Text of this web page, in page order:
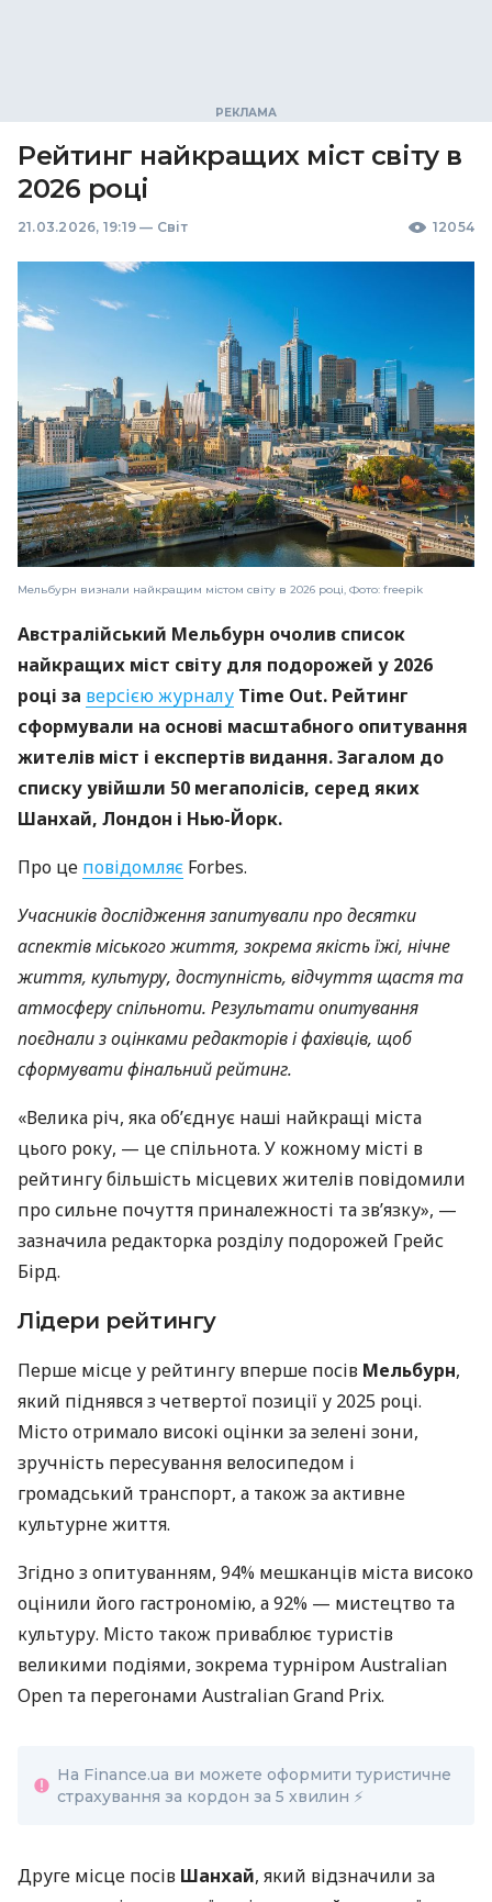
Рейтинг найкращих міст світу в
2026 році
21.03.2026, 19:19 — Світ 12054
Мельбурн визнали найкращим містом світу в 2026 році, Фото: freepik
Австралійський Мельбурн очолив список
найкращих міст світу для подорожей у 2026
році за версією журналу Time Out. Рейтинг
сформували на основі масштабного опитування
жителів міст і експертів видання. Загалом до
списку увійшли 50 мегаполісів, серед яких
Шанхай, Лондон і Нью-Йорк.
Про це повідомляє Forbes.
Учасників дослідження запитували про десятки
аспектів міського життя, зокрема якість їжі, нічне
життя, культуру, доступність, відчуття щастя та
атмосферу спільноти. Результати опитування
поєднали з оцінками редакторів і фахівців, щоб
сформувати фінальний рейтинг.
«Велика річ, яка об’єднує наші найкращі міста
цього року, — це спільнота. У кожному місті в
рейтингу більшість місцевих жителів повідомили
про сильне почуття приналежності та зв’язку», —
зазначила редакторка розділу подорожей Грейс
Бірд.
Лідери рейтингу
Перше місце у рейтингу вперше посів Мельбурн,
який піднявся з четвертої позиції у 2025 році.
Місто отримало високі оцінки за зелені зони,
зручність пересування велосипедом і
громадський транспорт, а також за активне
культурне життя.
Згідно з опитуванням, 94% мешканців міста високо
оцінили його гастрономію, а 92% — мистецтво та
культуру. Місто також приваблює туристів
великими подіями, зокрема турніром Australian
Open та перегонами Australian Grand Prix.
На Finance.ua ви можете оформити туристичне
страхування за кордон за 5 хвилин ⚡
Друге місце посів Шанхай, який відзначили за